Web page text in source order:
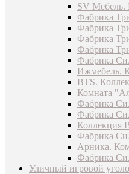
SV
Фабрика
Фабрика
Фабрика
Фабрика
Фабрика
Ижмебель.
BTS.
Комната
Фабрика
Фабрика
Фабрика
Арника.
Фабрика
Уличный игровой